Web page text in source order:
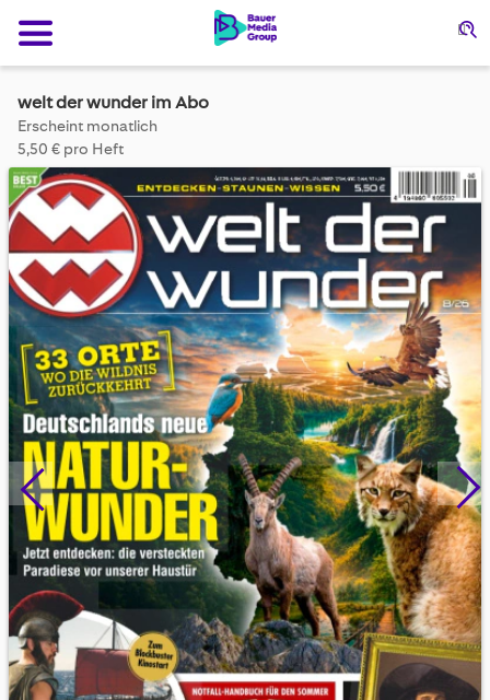
welt der wunder im Abo
Erscheint monatlich
5,50 € pro Heft
Skip
to
the
the
images
gallery